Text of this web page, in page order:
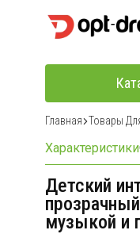
Главная Товары
Характеристики
Детский
музыкой и